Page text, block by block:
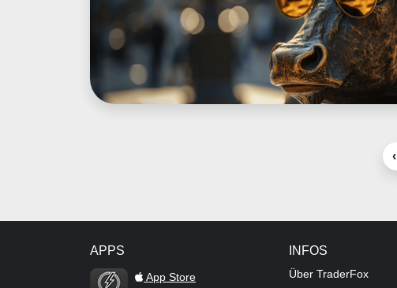
‹
APPS
TraderFox Flash
App Store
INFOS
Über TraderFox